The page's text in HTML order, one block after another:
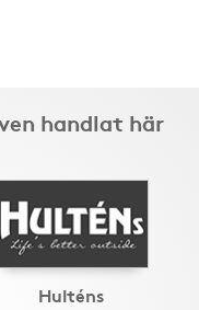
handlat här
Hulténs